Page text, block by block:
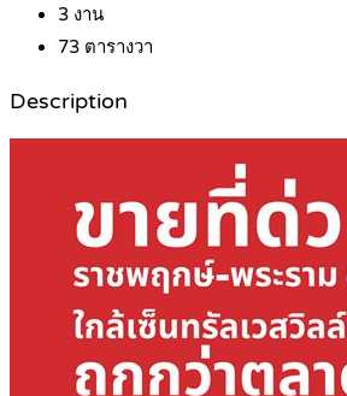
3 งาน
73 ตารางวา
Description